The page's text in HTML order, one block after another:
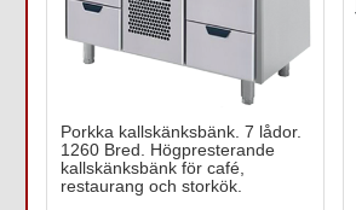
Porkka kallskänksbänk. 7 lådor.
1260 Bred. Högpresterande
kallskänksbänk för café,
restaurang och storkök.